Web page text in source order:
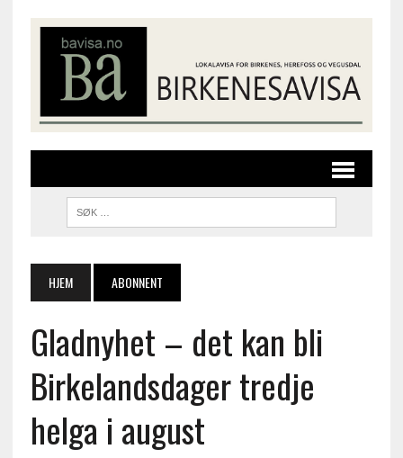
HJEM ABONNENT
Gladnyhet – det kan bli
Birkelandsdager tredje
helga i august